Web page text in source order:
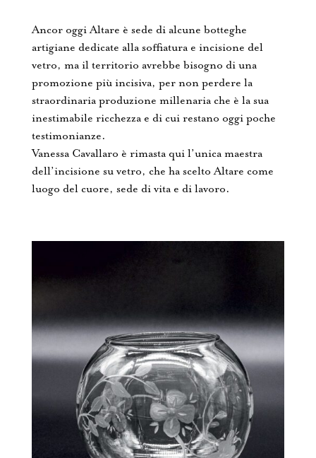
Ancor oggi Altare è sede di alcune botteghe
artigiane dedicate alla soffiatura e incisione del
vetro, ma il territorio avrebbe bisogno di una
promozione più incisiva, per non perdere la
straordinaria produzione millenaria che è la sua
inestimabile ricchezza e di cui restano oggi poche
testimonianze.
Vanessa Cavallaro è rimasta qui l’unica maestra
dell’incisione su vetro, che ha scelto Altare come
luogo del cuore, sede di vita e di lavoro.